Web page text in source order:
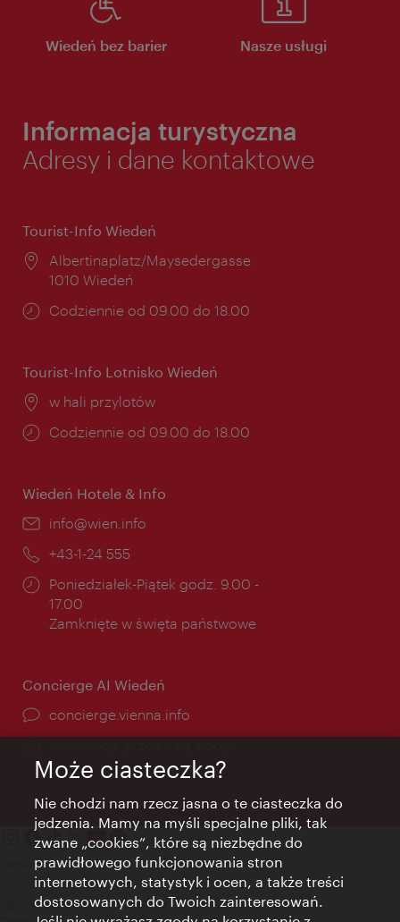
Wiedeń bez barier Nasze usługi
Informacja turystyczna
Adresy i dane kontaktowe
Tourist-Info Wiedeń
Miejsce:
Albertinaplatz/Maysedergasse
1010 Wiedeń
Godziny
Codziennie od 09.00 do 18.00
Tourist-Info Lotnisko Wiedeń
Miejsce:
w hali przylotów
Godziny
Codziennie od 09.00 do 18.00
Wiedeń Hotele & Info
E-
info@wien.info
Telefon:
+43-1-24 555
Godziny
otwarcia:
Poniedziałek-Piątek godz. 9.00 -
17.00
Zamknięte w święta państwowe
Concierge AI Wiedeń
concierge.vienna.info
Kontakt
Credits
Zgoda na przetwarzanie danych osobowych
Może ciasteczka?
Nie chodzi nam rzecz jasna o te ciasteczka do
jedzenia. Mamy na myśli specjalne pliki, tak
zwane „cookies”, które są niezbędne do
prawidłowego funkcjonowania stron
internetowych, statystyk i ocen, a także treści
dostosowanych do Twoich zainteresowań.